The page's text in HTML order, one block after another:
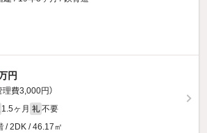
円
理費3,000円）
1.5ヶ月 礼 不要
/ 2DK / 46.17㎡